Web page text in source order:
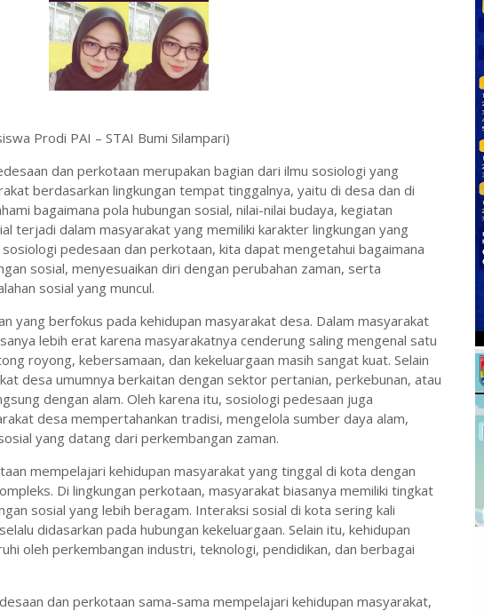
Prodi PAI – STAI Bumi Silampari)
dan perkotaan merupakan bagian dari ilmu sosiologi yang
berdasarkan lingkungan tempat tinggalnya, yaitu di desa dan di
bagaimana pola hubungan sosial, nilai-nilai budaya, kegiatan
terjadi dalam masyarakat yang memiliki karakter lingkungan yang
pedesaan dan perkotaan, kita dapat mengetahui bagaimana
sosial, menyesuaikan diri dengan perubahan zaman, serta
sosial yang muncul.
yang berfokus pada kehidupan masyarakat desa. Dalam masyarakat
lebih erat karena masyarakatnya cenderung saling mengenal satu
royong, kebersamaan, dan kekeluargaan masih sangat kuat. Selain
desa umumnya berkaitan dengan sektor pertanian, perkebunan, atau
dengan alam. Oleh karena itu, sosiologi pedesaan juga
desa mempertahankan tradisi, mengelola sumber daya alam,
yang datang dari perkembangan zaman.
mempelajari kehidupan masyarakat yang tinggal di kota dengan
Di lingkungan perkotaan, masyarakat biasanya memiliki tingkat
sosial yang lebih beragam. Interaksi sosial di kota sering kali
didasarkan pada hubungan kekeluargaan. Selain itu, kehidupan
oleh perkembangan industri, teknologi, pendidikan, dan berbagai
dan perkotaan sama-sama mempelajari kehidupan masyarakat,